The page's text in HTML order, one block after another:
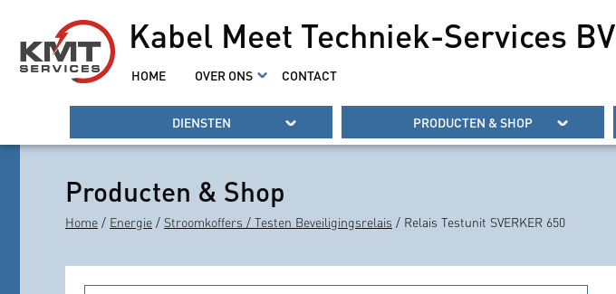
Kabel Meet Techniek-Services BV
HOME OVER ONS CONTACT
DIENSTEN PRODUCTEN & SHOP
Producten & Shop
Home / Energie / Stroomkoffers / Testen Beveiligingsrelais / Relais Testunit SVERKER 650